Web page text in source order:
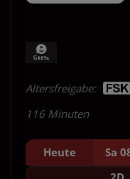
Altersfreigabe:
116 Minuten
Heute Sa